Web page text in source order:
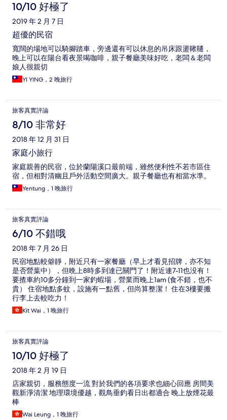
10/10 好極了
2019 年 2 月 7 日
超優的民宿
寬闊的場地可以騎腳踏車，旁邊還有可以休息的吊床跟盪鞦韆，
晚上可以在陽台看夜景喝咖啡，親子餐廳美味好吃，老闆＆老闆
娘人很親切
YI YING，2 晚旅行
旅客真實評論
8/10 非常好
2018 年 12 月 31 日
家庭小旅行
家庭親善的民宿，位於蘭陽溪口最前端，雖然便利性不若市區住
宿，但相對清幽且戶外活動空間廣大。親子餐廳也有相當水準。
Yentung，1 晚旅行
旅客真實評論
6/10 不錯哦
2018 年 7 月 26 日
民宿地點較僻靜，附近只有一家餐廳（早上才看見招牌，亦不知
是否營葉中），但晩上8時多到達已關門了！附近連7-11也没有！
要揸車約10多分鐘到一家釣蝦場，營業而晚上1am (食不錯，也不
貴） 住宿地點多蚊，設施有一點舊，但尚算整潔！ 住在3樓要搬
行李上去較吃力！
Kit Wai，1 晚旅行
旅客真實評論
10/10 好極了
2018 年 2 月 19 日
店家親切，服務態度一流 對於我們的各項要求也細心回應 房間美
觀新淨清潔 地理環境優越，觀鳥垂釣看日出都適合 晚上放煙花最
棒
Wai Leung，1 晚旅行